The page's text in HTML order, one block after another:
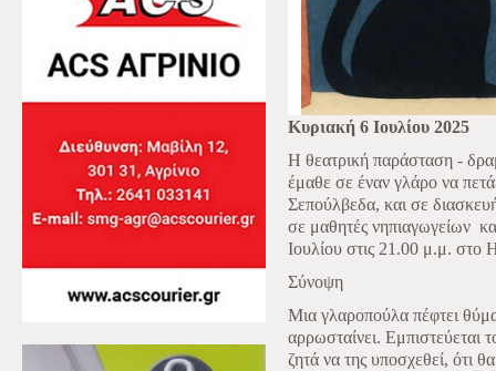
Κυριακή 6 Ιουλίου 2025
Η θεατρική παράσταση -
έμαθε σε έναν γλάρο να
Σεπούλβεδα, και σε
σε μαθητές νηπιαγωγείων
Ιουλίου στις 21.00 μ.μ.
Σύνοψη
Μια γλαροπούλα πέφτει
αρρωσταίνει. Εμπιστεύεται
ζητά να της υποσχεθεί, ότι